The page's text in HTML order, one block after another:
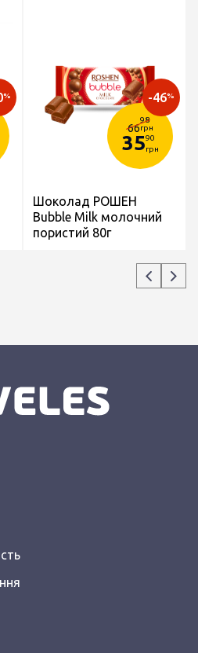
%
66
98
грн
3590
грн
-46%
Шоколад РОШЕН
Bubble Milk молочний
пористий 80г